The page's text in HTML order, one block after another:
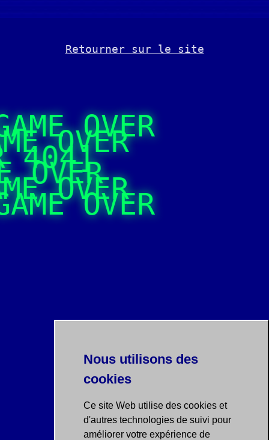
Nous utilisons des
cookies
Ce site Web utilise des cookies et
d'autres technologies de suivi pour
améliorer votre expérience de
Retourner sur le site
GAME OVER
OVER
404]
OVER
OVER
OVER